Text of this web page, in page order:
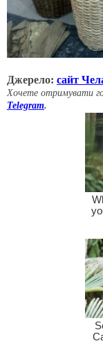
Джерело: сайт
Хочете отримувати
Telegram.